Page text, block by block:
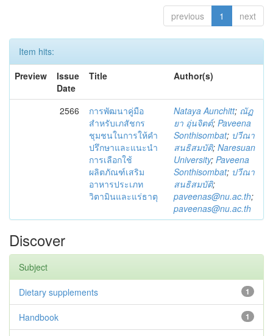
previous 1 next
Item hits:
Preview
Issue
Date
Title Author(s)
2566
การพัฒนาคู่มือ
สำหรับเภสัชกร
ชุมชนในการให้คำ
ปรึกษาและแนะนำ
การเลือกใช้
ผลิตภัณฑ์เสริม
อาหารประเภท
วิตามินและแร่ธาตุ
Nataya Aunchitt; ณัฏ
ยา อุ่นจิตต์; Paveena
Sonthisombat; ปวีณา
สนธิสมบัติ; Naresuan
University; Paveena
Sonthisombat; ปวีณา
สนธิสมบัติ;
paveenas@nu.ac.th;
paveenas@nu.ac.th
Discover
Subject
1
Dietary supplements
1
Handbook